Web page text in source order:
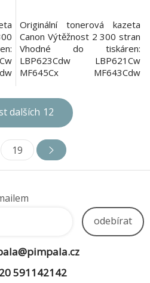
Originální tonerová kazeta
Canon Výtěžnost 2 300 stran
Vhodné do tiskáren:
LBP623Cdw LBP621Cw
MF645Cx MF643Cdw
dalších 12
19
odebírat
591142142